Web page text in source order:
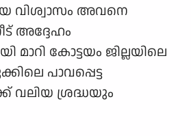
വിശ്വാസം അവനെ
അദ്ദേഹം
കോട്ടയം ജില്ലയിലെ
പാവപ്പെട്ട
വലിയ ശ്രദ്ധയും